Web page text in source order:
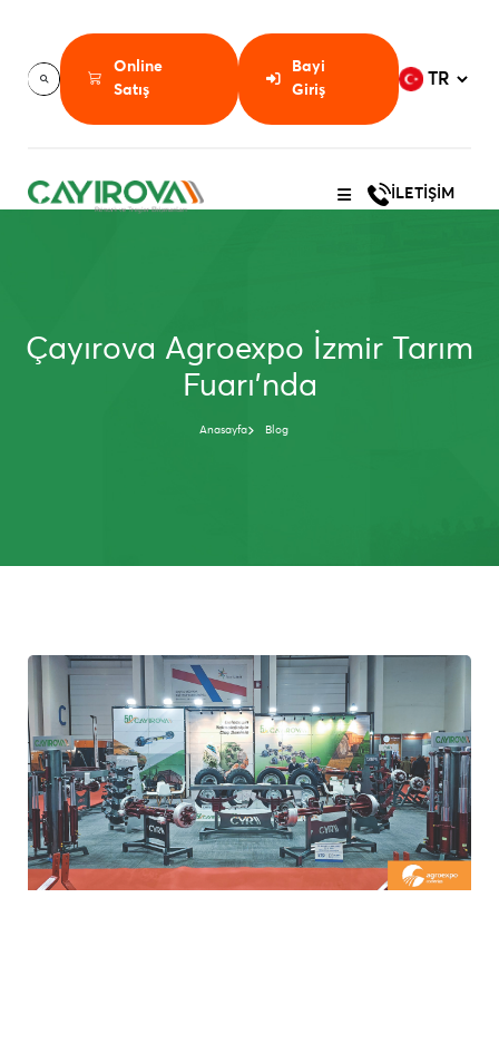
Online
Satış
Bayi
Giriş
İLETİŞİM
Çayırova Agroexpo İzmir Tarım
Fuarı'nda
Anasayfa Blog